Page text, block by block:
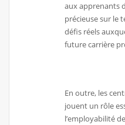
aux apprenants
précieuse sur le
défis réels
future carrière
En outre, les
jouent un rôle
l’employabilité